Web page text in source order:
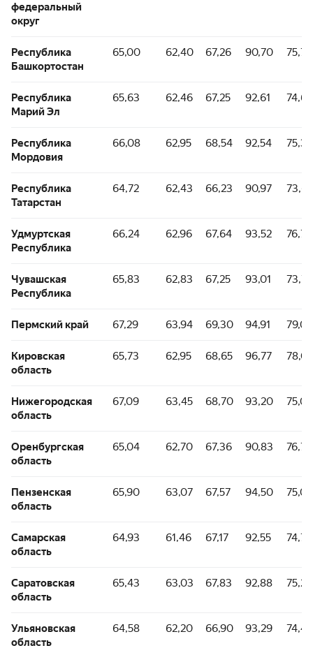
федеральный
округ
Республика
Башкортостан
65,00 62,40 67,26 90,70 75,78
Республика
Марий Эл
65,63 62,46 67,25 92,61 74,60
Республика
Мордовия
66,08 62,95 68,54 92,54 75,33
Республика
Татарстан
64,72 62,43 66,23 90,97 73,63
Удмуртская
Республика
66,24 62,96 67,64 93,52 76,71
Чувашская
Республика
65,83 62,83 67,25 93,01 73,78
Пермский край 67,29 63,94 69,30 94,91 79,00
Кировская
область
65,73 62,95 68,65 96,77 78,07
Нижегородская
область
67,09 63,45 68,70 93,20 75,07
Оренбургская
область
65,04 62,70 67,36 90,83 76,77
Пензенская
область
65,90 63,07 67,57 94,50 75,03
Самарская
область
64,93 61,46 67,17 92,55 74,77
Саратовская
область
65,43 63,03 67,83 92,88 75,21
Ульяновская
область
64,58 62,20 66,90 93,29 74,46